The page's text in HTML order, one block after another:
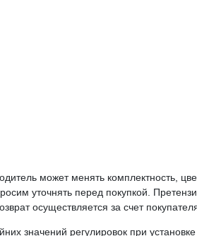
может менять комплектность,
уточнять перед покупкой.
осуществляется за счет
значений регулировок при